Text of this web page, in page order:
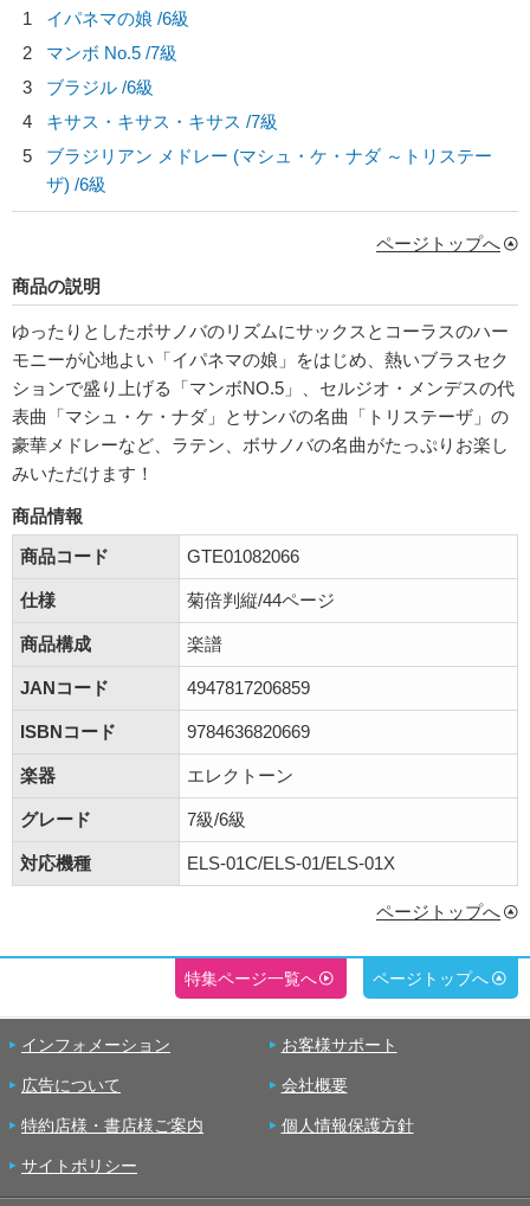
1
イパネマの娘 /6級
2
マンボ No.5 /7級
3
ブラジル /6級
4
キサス・キサス・キサス /7級
5
ブラジリアン メドレー (マシュ・ケ・ナダ ～トリステー
ザ) /6級
ページトップへ
商品の説明
ゆったりとしたボサノバのリズムにサックスとコーラスのハー
モニーが心地よい「イパネマの娘」をはじめ、熱いブラスセク
ションで盛り上げる「マンボNO.5」、セルジオ・メンデスの代
表曲「マシュ・ケ・ナダ」とサンバの名曲「トリステーザ」の
豪華メドレーなど、ラテン、ボサノバの名曲がたっぷりお楽し
みいただけます！
商品情報
商品コード
GTE01082066
仕様 菊倍判縦/44ページ
商品構成 楽譜
JANコード 4947817206859
ISBNコード 9784636820669
楽器 エレクトーン
グレード 7級/6級
対応機種 ELS-01C/ELS-01/ELS-01X
ページトップへ
特集ページ一覧へ ページトップへ
インフォメーション お客様サポート
広告について 会社概要
特約店様・書店様ご案内 個人情報保護方針
サイトポリシー